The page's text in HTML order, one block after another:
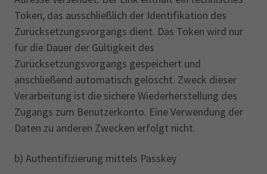
Token, das ausschließlich der Identifikation des
Zurücksetzungsvorgangs dient. Das Token wird nur
für die Dauer der Gültigkeit des
Zurücksetzungsvorgangs gespeichert und
anschließend automatisch gelöscht. Zweck dieser
Verarbeitung ist die sichere Wiederherstellung des
Zugangs zum Benutzerkonto. Eine Verwendung der
Daten zu anderen Zwecken erfolgt nicht.
b) Authentifizierung mittels Passkey